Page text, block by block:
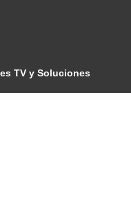
TV y Soluciones